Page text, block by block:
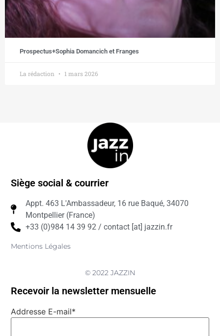
Prospectus+Sophia Domancich et Franges
La rédaction 1 mars 2026
Siège social & courrier
Appt. 463 L'Ambassadeur, 16 rue Baqué, 34070
Montpellier (France)
+33 (0)984 14 39 92 / contact [at] jazzin.fr
Mentions Légales
© 2022 JAZZIN
Recevoir la newsletter mensuelle
Addresse E-mail*